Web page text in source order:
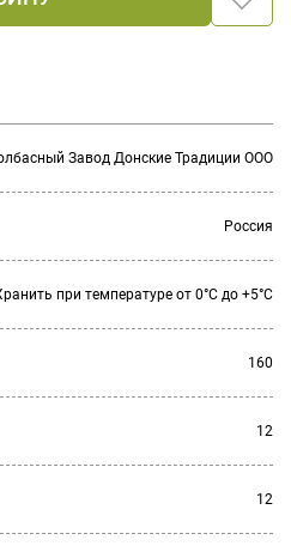
Завод Донские Традиции ООО
Россия
при температуре от 0°С до +5°С
160
12
12